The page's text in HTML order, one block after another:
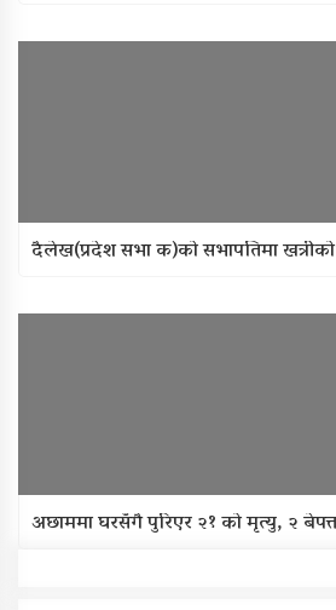
दैलेख(प्रदेश सभा क)को
अछाममा घरसँगै पुरिएर २१ को मृत्यु, २